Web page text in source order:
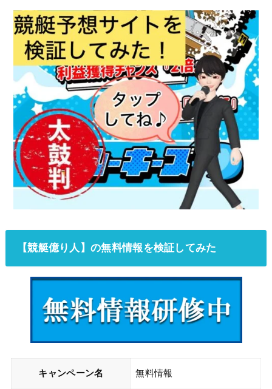
【競艇億り人 】の無料情報を検証してみた
キャンペーン名 無料情報